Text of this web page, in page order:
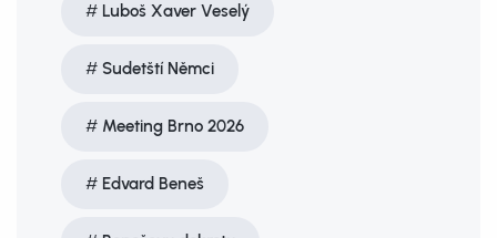
Luboš Xaver Veselý
Sudetští Němci
Meeting Brno 2026
Edvard Beneš